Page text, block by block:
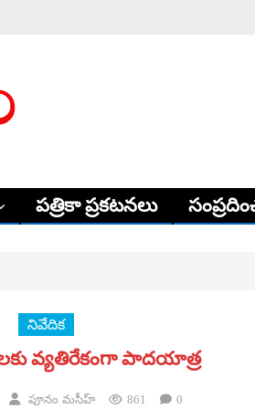
పత్రికా ప్రకటనలు
నివేదిక
వ్యతిరేకంగా పాదయాత్ర
పూనం మసీహ్ 861 0